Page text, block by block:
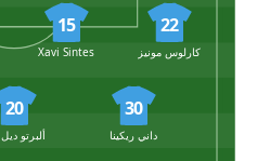
22
كارلوس مونيز
15
Xavi Sintes
30
داني ريكينا
20